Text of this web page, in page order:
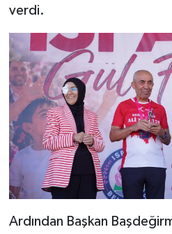
verdi.
Ardından Başkan